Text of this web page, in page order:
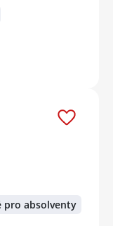
pro absolventy